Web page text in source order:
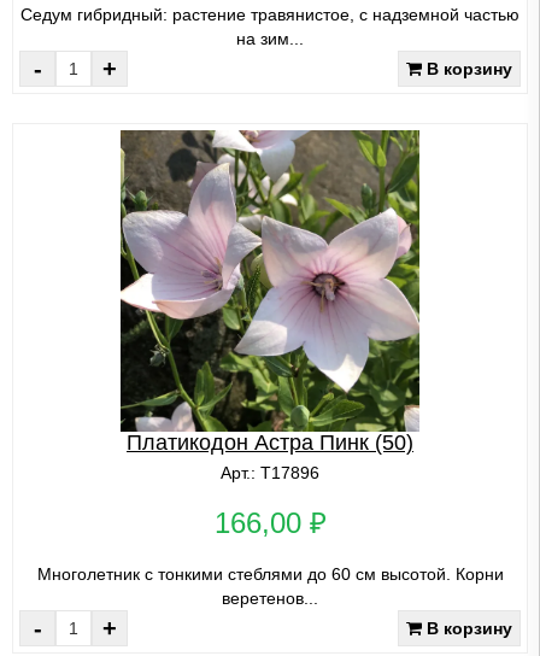
Седум гибридный: растение травянистое, с надземной частью
на зим...
- + В корзину
Платикодон Астра Пинк (50)
Арт.: Т17896
166,00 ₽
Многолетник с тонкими стеблями до 60 см высотой. Корни
веретенов...
- + В корзину